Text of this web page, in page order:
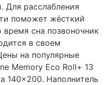
Для расслабления
поможет жёсткий
время сна позвоночник
в своем
на популярные
Memory Eco Roll+ 13
140×200. Наполнитель